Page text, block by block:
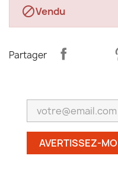
Vendu
Partager
AVERTISSEZ-